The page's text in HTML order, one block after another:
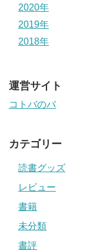
2020年
2019年
2018年
運営サイト
コトバのバ
カテゴリー
読書グッズ
レビュー
書籍
未分類
書評